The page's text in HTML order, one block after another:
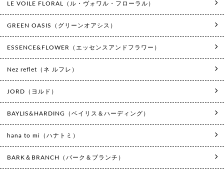
LE VOILE FLORAL（ル・ヴォワル・フローラル）
GREEN OASIS（グリーンオアシス）
ESSENCE&FLOWER（エッセンスアンドフラワー）
Nez reflet（ネ ルフレ）
JORD（ヨルド）
BAYLIS&HARDING（ベイリス＆ハーディング）
hana to mi（ハナトミ）
BARK＆BRANCH（バーク＆ブランチ）